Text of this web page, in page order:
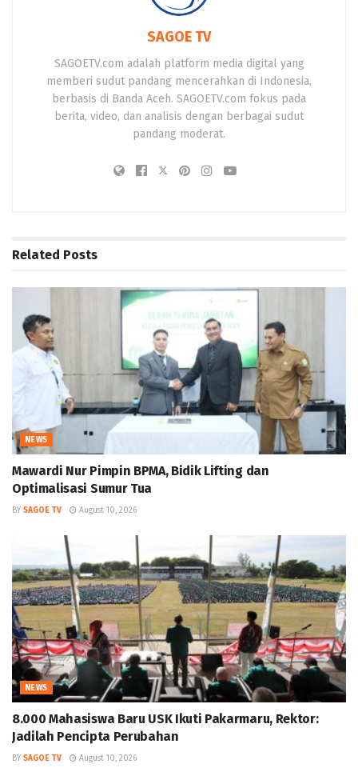
SAGOE TV
SAGOETV.com adalah platform media digital yang
memberi sudut pandang mencerahkan di Indonesia,
berbasis di Banda Aceh. SAGOETV.com fokus pada
berita, video, dan analisis dengan berbagai sudut
pandang moderat.
Related Posts
NEWS
Mawardi Nur Pimpin BPMA, Bidik Lifting dan
Optimalisasi Sumur Tua
BY SAGOE TV August 10, 2026
NEWS
8.000 Mahasiswa Baru USK Ikuti Pakarmaru, Rektor:
Jadilah Pencipta Perubahan
BY SAGOE TV August 10, 2026